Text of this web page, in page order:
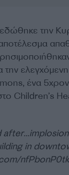
την
την
ένα
Children’s
in
nfPbonP0tk